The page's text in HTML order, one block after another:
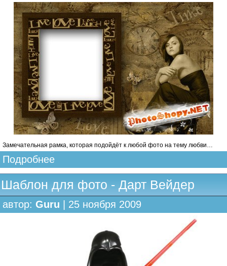
Замечательная рамка, которая подойдёт к любой фото на тему любви…
Подробнее
Шаблон для фото - Дарт Вейдер
автор: Guru | 25 ноября 2009